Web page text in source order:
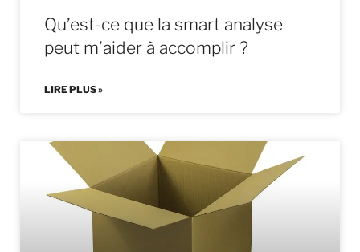
Qu’est-ce que la smart analyse
peut m’aider à accomplir ?
LIRE PLUS »